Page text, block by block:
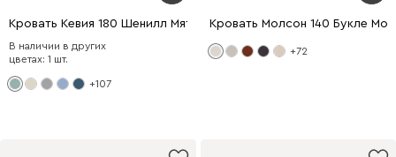
Кровать Кевия 180 Шенилл Мятный
В наличии в других
цветах: 1 шт.
+107
Кровать Молсон 140 Букле
+72